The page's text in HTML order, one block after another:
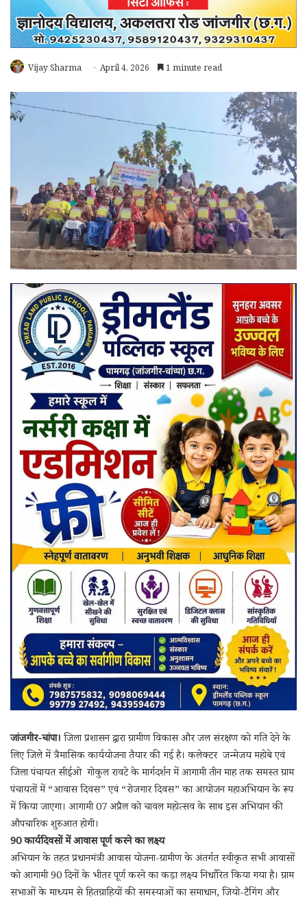
Vijay Sharma April 4, 2026 1 minute read
जांजगीर-चांपा।जिला प्रशासन द्वारा ग्रामीण विकास और जल संरक्षण को गति देने के
लिए जिले में त्रैमासिक कार्ययोजना तैयार की गई है। कलेक्टर जन्मेजय महोबे एवं
जिला पंचायत सीईओ गोकुल रावटे के मार्गदर्शन में आगामी तीन माह तक समस्त ग्राम
पंचायतों में “आवास दिवस” एवं “रोजगार दिवस” का आयोजन महाअभियान के रूप
में किया जाएगा। आगामी 07 अप्रैल को चावल महोत्सव के साथ इस अभियान की
औपचारिक शुरुआत होगी।
90 कार्यदिवसों में आवास पूर्ण करने का लक्ष्य
अभियान के तहत प्रधानमंत्री आवास योजना-ग्रामीण के अंतर्गत स्वीकृत सभी आवासों
को आगामी 90 दिनों के भीतर पूर्ण करने का कड़ा लक्ष्य निर्धारित किया गया है। ग्राम
सभाओं के माध्यम से हितग्राहियों की समस्याओं का समाधान, जियो-टैगिंग और